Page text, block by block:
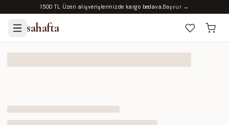
1500 TL Üzeri alışverişlerinizde kargo bedava.Başvur →
sahafta